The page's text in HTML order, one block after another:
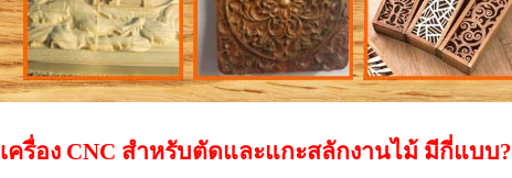
เครื่อง CNC สำหรับตัดและแกะสลักงานไม้ มีกี่แบบ?